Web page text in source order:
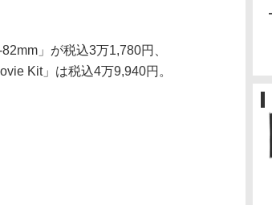
」が税込3万1,780円、
Kit」は税込4万9,940円。